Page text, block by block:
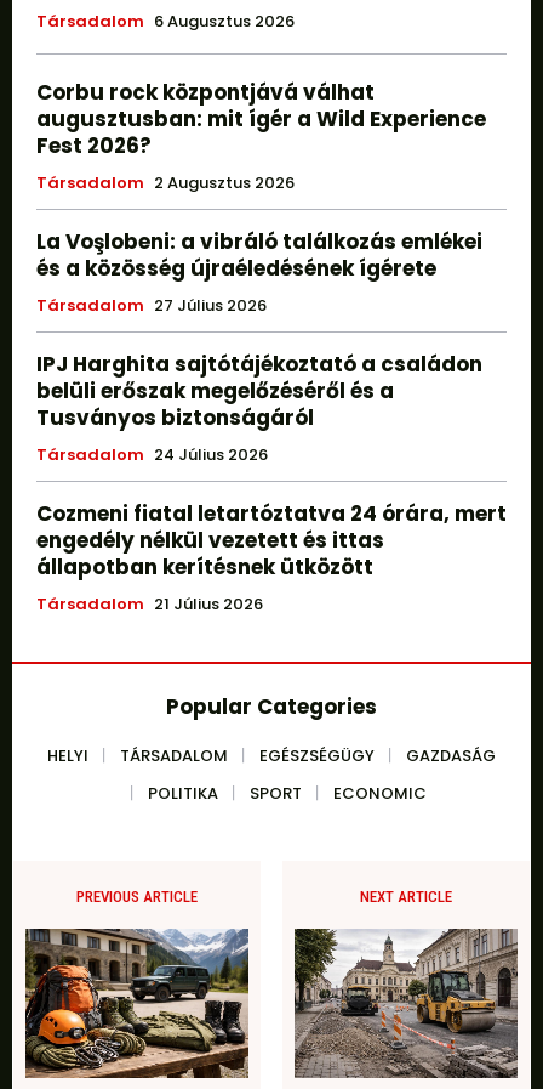
Társadalom 6 Augusztus 2026
Corbu rock központjává válhat
augusztusban: mit ígér a Wild Experience
Fest 2026?
Társadalom 2 Augusztus 2026
La Voşlobeni: a vibráló találkozás emlékei
és a közösség újraéledésének ígérete
Társadalom 27 Július 2026
IPJ Harghita sajtótájékoztató a családon
belüli erőszak megelőzéséről és a
Tusványos biztonságáról
Társadalom 24 Július 2026
Cozmeni fiatal letartóztatva 24 órára, mert
engedély nélkül vezetett és ittas
állapotban kerítésnek ütközött
Társadalom 21 Július 2026
Popular Categories
HELYI TÁRSADALOM EGÉSZSÉGÜGY
GAZDASÁG
POLITIKA
SPORT ECONOMIC
PREVIOUS ARTICLE NEXT ARTICLE